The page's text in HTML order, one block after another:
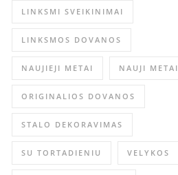
LINKSMI SVEIKINIMAI
LINKSMOS DOVANOS
NAUJIEJI METAI NAUJI METAI
ORIGINALIOS DOVANOS
STALO DEKORAVIMAS
SU TORTADIENIU VELYKOS